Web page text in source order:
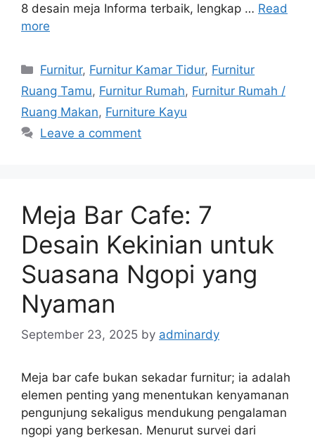
8 desain meja Informa terbaik, lengkap … Read
more
Categories
Furnitur, Furnitur Kamar Tidur, Furnitur
Ruang Tamu, Furnitur Rumah, Furnitur Rumah /
Ruang Makan, Furniture Kayu
Leave a comment
Meja Bar Cafe: 7
Desain Kekinian untuk
Suasana Ngopi yang
Nyaman
September 23, 2025 by adminardy
Meja bar cafe bukan sekadar furnitur; ia adalah
elemen penting yang menentukan kenyamanan
pengunjung sekaligus mendukung pengalaman
ngopi yang berkesan. Menurut survei dari